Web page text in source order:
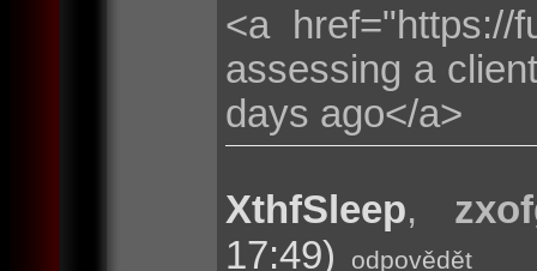
<a href="https://
assessing a
days ago</a>
XthfSleep,
17:49)
odpovědět